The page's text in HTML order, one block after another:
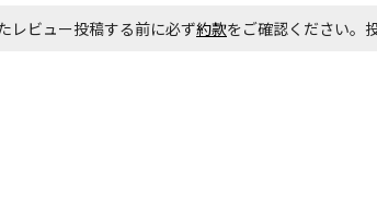
レビュー投稿する前に必ず約款をご確認ください